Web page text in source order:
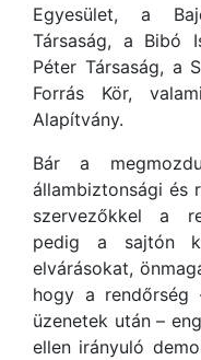
Egyesület, a
Társaság, a Bibó
Péter Társaság, a
Forrás Kör,
Alapítvány.
Bár a
állambiztonsági és
szervezőkkel a
pedig a sajtón
elvárásokat,
hogy a rendőrség
üzenetek után –
ellen irányuló